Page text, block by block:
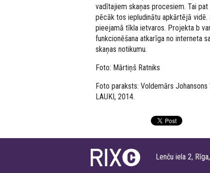
vadītajiem skaņas procesiem. Tai
pēcāk tos iepludinātu apkārtējā
pieejamā tīkla ietvaros. Projekta b
funkcionēšana atkarīga no interneta
skaņas notikumu.
Foto: Mārtiņš Ratniks
Foto paraksts: Voldemārs
LAUKI, 2014.
Lenču iela 2,